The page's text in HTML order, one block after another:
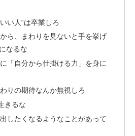
い人“は卒業しろ
ら、まわりを見ないと手を挙げ
なるな
「自分から仕掛ける力」を身に
りの期待なんか無視しろ
きるな
したくなるようなことがあって